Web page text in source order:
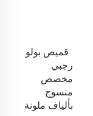
قميص بولو
رجبي
مخصص
منسوج
بألياف ملونة